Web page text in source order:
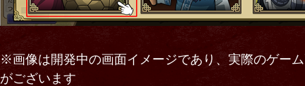
※画像は開発中の画面イメージであり、実際のゲー
がございます